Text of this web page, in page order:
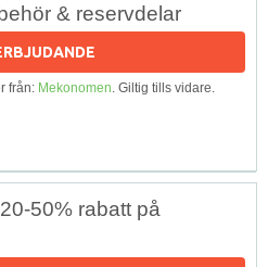
& reservdelar
från: Mekonomen. Giltig tills vidare.
50% rabatt på